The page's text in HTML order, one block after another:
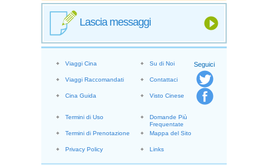
Lascia messaggi
Seguici
Viaggi Cina
Viaggi Raccomandati
Cina Guida
Su di Noi
Contattaci
Visto Cinese
Termini di Uso
Termini di Prenotazione
Privacy Policy
Domande Più
Frequentate
Mappa del Sito
Links